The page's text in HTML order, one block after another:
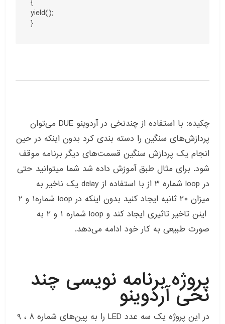
{
yield();
}
چکیده: با استفاده از چندنخی در آردوینو DUE می‌توان
پردازش‌های سنگین را دسته بندی کرد بدون اینکه در حین
انجام یک پردازش سنگین قسمت‌های دیگر برنامه موقف
شود. برای مثال طبق آموزش داده شد شما میتوانید حتی
در loop شماره ۳ از با استفاده از delay یک ناخیر به
میزان ۲۰ ثانیه ایجاد کنید بدون اینکه در loop شماره۱ و ۲
اینن تاخیر تاثیری ایجاد کند و loop شماره ۱ و ۲ به
صورت طبیعی به کار خود ادامه می‌دهد.
پروژه برنامه نویسی چند
نخی آردوینو
در این پروژه یک سه عدد LED را به پین‌های شماره ۸ ، ۹